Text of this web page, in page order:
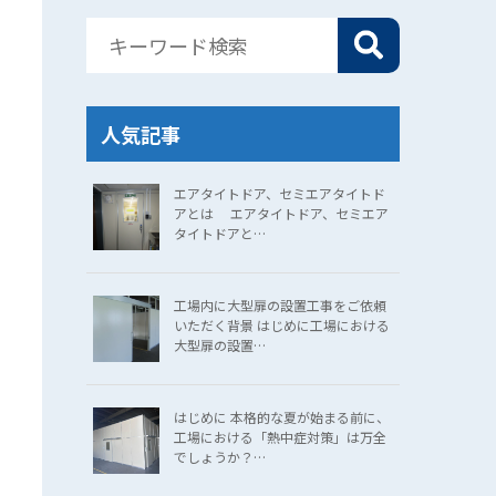
人気記事
エアタイトドア、セミエアタイトド
アとは エアタイトドア、セミエア
タイトドアと…
工場内に大型扉の設置工事をご依頼
いただく背景 はじめに工場における
大型扉の設置…
はじめに 本格的な夏が始まる前に、
工場における「熱中症対策」は万全
でしょうか？…